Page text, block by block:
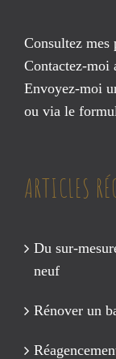
Consultez mes
Contactez-moi
Envoyez-moi
ou via le
ARTICLES
Du sur-
neuf
Rénover un